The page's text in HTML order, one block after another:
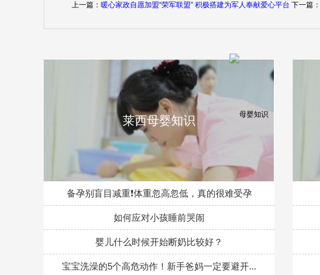
上一篇： 暖心家政自愿加盟“荣军联盟” 积极搭建为军人奉献爱心平台 下一篇：
莱西母婴知识
备孕别盲目减重❗体重忽高忽低，真的很难受孕
如何应对小孩睡前哭闹
婴儿什么时候开始断奶比较好？
宝宝洗澡的5个高危动作！新手爸妈一定要避开...